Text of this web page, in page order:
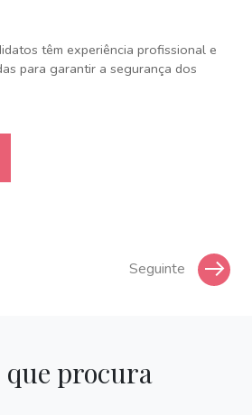
têm experiência profissional e
para garantir a segurança dos
Seguinte
procura